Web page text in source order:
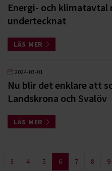
Energi- och klimatavtal
undertecknat
LÄS MER
2024-03-01
Nu blir det enklare att
Landskrona och Svalöv
LÄS MER
3 4 5 6 7 8 9